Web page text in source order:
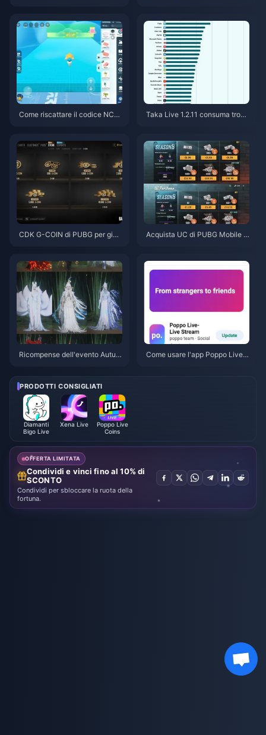
Come riscattare il codice NCR
Taka Live 1.2.11 consuma tropp
ioni
CDK G-COIN di PUBG per giug
Acquista UC di PUBG Mobile a
lio 2026): costi, i migliori pacch
etti e ricariche sicure
Ricompense dell'evento Autun
mpleto, valuta e priorità
Come usare l'app Poppo Live:
PRODOTTI CONSIGLIATI
Diamanti
Bigo Live
Xena Live
Poppo Live
Coins
OFFERTA LIMITATA
Condividi e vinci fino al 10% di
SCONTO
Condividi per sbloccare la ruota della
fortuna.